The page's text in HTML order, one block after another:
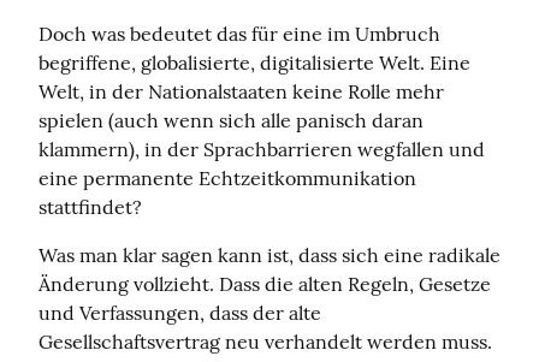
Doch was bedeutet das für eine im Umbruch
begriffene, globalisierte, digitalisierte Welt. Eine
Welt, in der Nationalstaaten keine Rolle mehr
spielen (auch wenn sich alle panisch daran
klammern), in der Sprachbarrieren wegfallen und
eine permanente Echtzeitkommunikation
stattfindet?
Was man klar sagen kann ist, dass sich eine radikale
Änderung vollzieht. Dass die alten Regeln, Gesetze
und Verfassungen, dass der alte
Gesellschaftsvertrag neu verhandelt werden muss.